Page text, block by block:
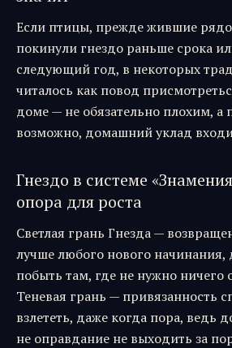
Если птицы, прежде жившие
покинули гнездо раньше срока
следующий год, в некоторых
читалось как повод
доме — не обязательно плохим, а
возможно, домашний уклад
Гнездо в системе
опора для роста
Светлая грань Гнезда —
лучше любого нового начинания,
побыть там, где не нужно ничего
Теневая грань — привязанность
взлететь, даже когда пора, ведь
не оправдание не выходить за